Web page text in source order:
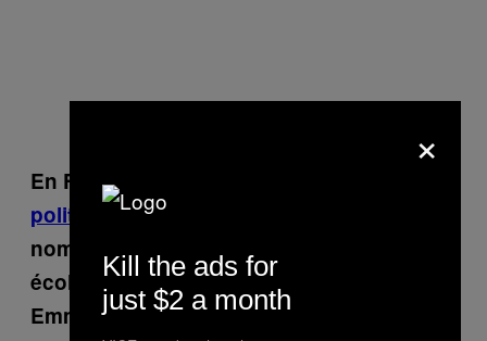
En France, Nicolas Hulot,
politique préférée des Français
nommé « ministre de la transition
écologique et solidaire ». De son côté,
Emmanuel Macron s’est taillé une
×
Kill the ads for
just $2 a month